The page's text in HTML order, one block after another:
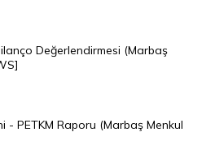
Değerlendirmesi (Marbaş
- PETKM Raporu (Marbaş Menkul